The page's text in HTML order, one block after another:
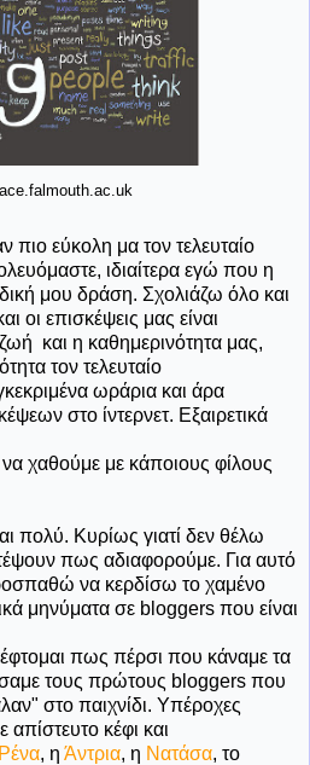
πιο εύκολη μα τον τελευταίο
ιδιαίτερα εγώ που η
μου δράση. Σχολιάζω όλο και
οι επισκέψεις μας είναι
και η καθημερινότητα μας,
τον τελευταίο
ωράρια και άρα
στο ίντερνετ. Εξαιρετικά
χαθούμε με κάποιους φίλους
πολύ. Κυρίως γιατί δεν θέλω
πως αδιαφορούμε. Για αυτό
να κερδίσω το χαμένο
μηνύματα σε bloggers που είναι
πως πέρσι που κάναμε τα
τους πρώτους bloggers που
στο παιχνίδι. Υπέροχες
απίστευτο κέφι και
Ρένα, η Άντρια, η Νατάσα, το